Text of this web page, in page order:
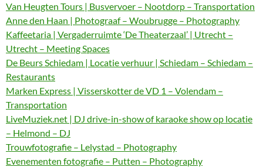
Van Heugten Tours | Busvervoer – Nootdorp – Transportation
Anne den Haan | Photograaf – Woubrugge – Photography
Kaffeetaria | Vergaderruimte ‘De Theaterzaal’ | Utrecht –
Utrecht – Meeting Spaces
De Beurs Schiedam | Locatie verhuur | Schiedam – Schiedam –
Restaurants
Marken Express | Visserskotter de VD 1 – Volendam –
Transportation
LiveMuziek.net | DJ drive-in-show of karaoke show op locatie
– Helmond – DJ
Trouwfotografie – Lelystad – Photography
Evenementen fotografie – Putten – Photography